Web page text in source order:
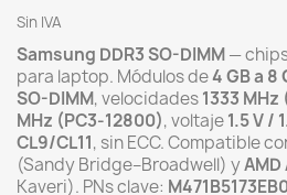
Sin IVA
Samsung DDR3 SO-DIMM—
para laptop. Módulos de4 GB a 8
SO-DIMM, velocidades1333
MHz (PC3-12800), voltaje1.5 V /
CL9/CL11, sin ECC. Compatible
(Sandy Bridge–Broadwell) y
Kaveri). PNs clave: